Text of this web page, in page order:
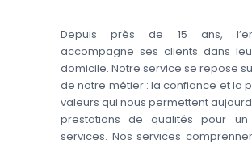
Depuis près de 15 ans,
accompagne ses clients dans
domicile. Notre service se repose
de notre métier : la confiance et la
valeurs qui nous permettent
prestations de qualités pour
services. Nos services